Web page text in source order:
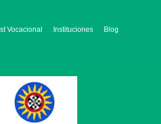
Vocacional Instituciones Blog